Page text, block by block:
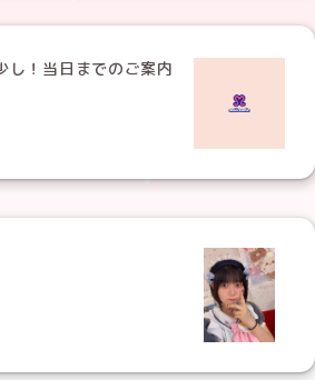
し！当日までのご案内